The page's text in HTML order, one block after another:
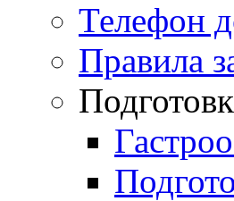
Телефон
Правила